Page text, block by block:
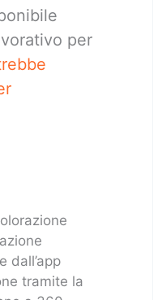
per
dall’app
tramite la